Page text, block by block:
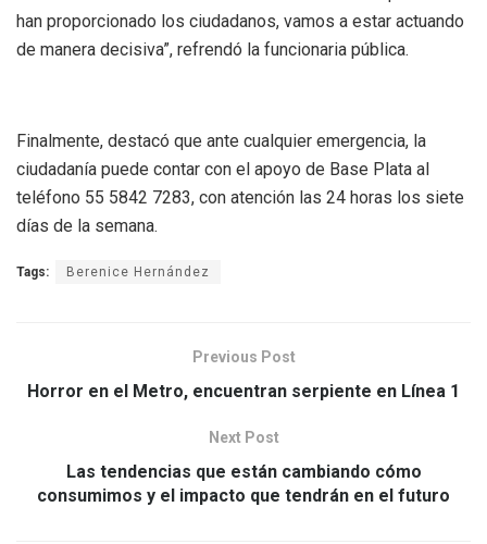
han proporcionado los ciudadanos, vamos a estar actuando
de manera decisiva”, refrendó la funcionaria pública.
Finalmente, destacó que ante cualquier emergencia, la
ciudadanía puede contar con el apoyo de Base Plata al
teléfono 55 5842 7283, con atención las 24 horas los siete
días de la semana.
Tags: Berenice Hernández
Previous Post
Horror en el Metro, encuentran serpiente en Línea 1
Next Post
Las tendencias que están cambiando cómo
consumimos y el impacto que tendrán en el futuro